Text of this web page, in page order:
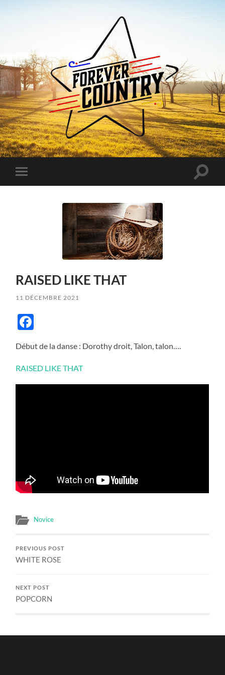
Forever
Country
Toggle
mobile
Toggle
RAISED LIKE THAT
11 DÉCEMBRE 2021
Début de la danse : Dorothy droit, Talon, talon….
RAISED LIKE THAT
Novice
PREVIOUS POST
WHITE ROSE
NEXT POST
POPCORN